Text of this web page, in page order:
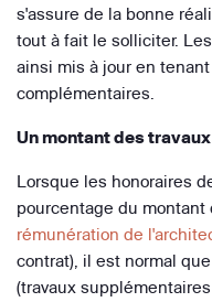
s'assure de la bonne
tout à fait le solliciter.
ainsi mis à jour en
complémentaires.
Un montant des
Lorsque les honoraires
pourcentage du montant
rémunération de
contrat), il est normal
(travaux